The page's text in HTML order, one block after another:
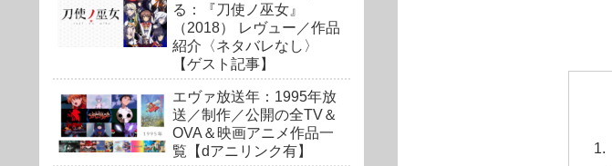
る：『刀使ノ巫女』
（2018） レヴュー／作品
紹介〈ネタバレなし〉
【ゲスト記事】
エヴァ放送年：1995年放
送／制作／公開の全TV＆
OVA＆映画アニメ作品一
覧【dアニリンク有】